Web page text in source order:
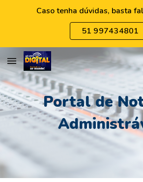
Caso tenha dúvidas, basta
51 997434801
Portal de